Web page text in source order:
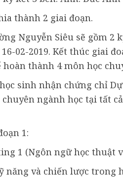
thành 2 giai đoạn.
Nguyễn Siêu sẽ gồm 2
16-02-2019. Kết thúc giai
thành 4 môn học
sinh nhận chứng chỉ
ngành học tại tất
1:
1 (Ngôn ngữ học thuật
năng và chiến lược trong